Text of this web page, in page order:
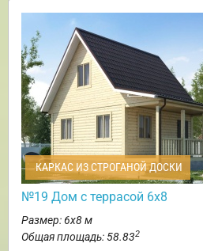
КАРКАС ИЗ СТРОГАНОЙ ДОСКИ
№19 Дом с террасой 6х8
Размер: 6х8 м
Общая площадь: 58.832